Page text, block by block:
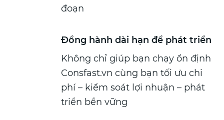
đoạn
Đồng hành dài hạn để phát triển
Không chỉ giúp bạn chạy ổn định
Consfast.vn cùng bạn tối ưu chi
phí – kiểm soát lợi nhuận – phát
triển bền vững